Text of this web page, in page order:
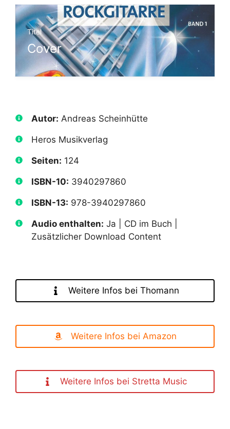
Titel
Cover
Autor: Andreas Scheinhütte
Heros Musikverlag
Seiten: 124
ISBN-10: 3940297860
ISBN-13: 978-3940297860
Audio enthalten: Ja | CD im Buch |
Zusätzlicher Download Content
Weitere Infos bei Thomann
Weitere Infos bei Amazon
Weitere Infos bei Stretta Music